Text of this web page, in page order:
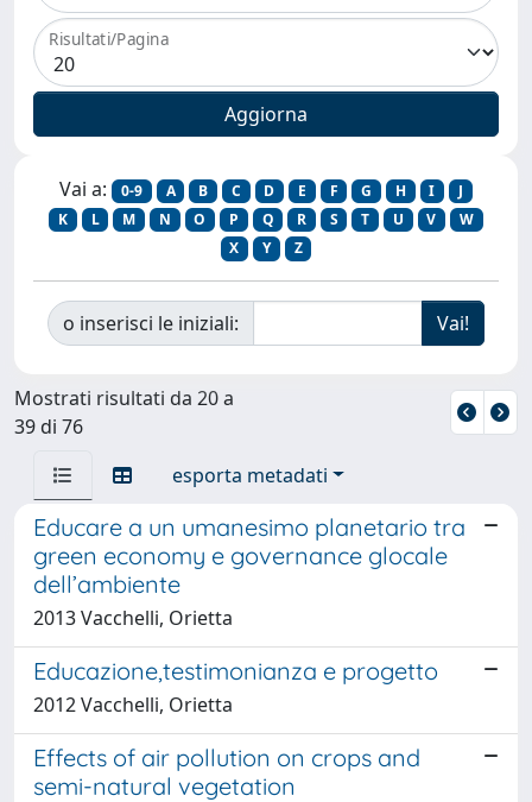
Risultati/Pagina
Vai a: 0-9 A B C D E F G H I
J
K
L M N O P Q R S T U V
W
X
Y Z
o inserisci le iniziali:
Mostrati risultati da 20 a
39 di 76
esporta metadati
Educare a un umanesimo planetario tra
green economy e governance glocale
dell’ambiente
2013 Vacchelli, Orietta
Educazione,testimonianza e progetto
2012 Vacchelli, Orietta
Effects of air pollution on crops and
semi-natural vegetation